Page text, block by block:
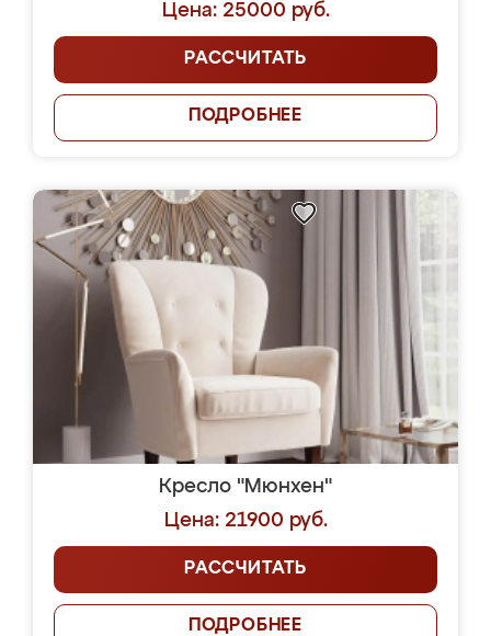
Цена: 25000 руб.
РАССЧИТАТЬ
ПОДРОБНЕЕ
Кресло "Мюнхен"
Цена: 21900 руб.
РАССЧИТАТЬ
ПОДРОБНЕЕ